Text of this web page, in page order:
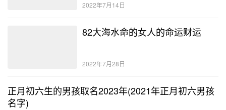
2022年7月14日
82大海水命的女人的命运财运
2022年7月28日
正月初六生的男孩取名2023年(2021年正月初六男孩
名字)